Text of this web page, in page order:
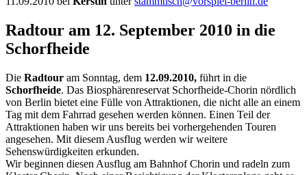
Radtour am 12. September 2010 in die
Schorfheide
Die Radtour am Sonntag, dem 12.09.2010, führt in die
Schorfheide. Das Biosphärenreservat Schorfheide-Chorin nördlich
von Berlin bietet eine Fülle von Attraktionen, die nicht alle an einem
Tag mit dem Fahrrad gesehen werden können. Einen Teil der
Attraktionen haben wir uns bereits bei vorhergehenden Touren
angesehen. Mit diesem Ausflug werden wir weitere
Sehenswürdigkeiten erkunden.
Wir beginnen diesen Ausflug am Bahnhof Chorin und radeln zum